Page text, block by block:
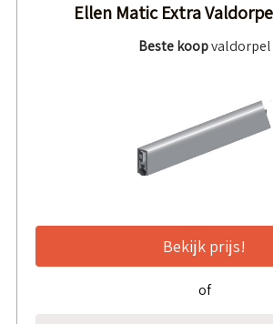
Ellen Matic Extra
Beste koopvaldorpel
Bekijk prijs!
of